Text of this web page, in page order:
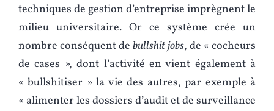
techniques de gestion d’entreprise imprègnent le
milieu universitaire. Or ce système crée un
nombre conséquent debullshit jobs, de « cocheurs
de cases », dont l’activité en vient également à
« bullshitiser » la vie des autres, par exemple à
« alimenter les dossiers d’audit et de surveillance